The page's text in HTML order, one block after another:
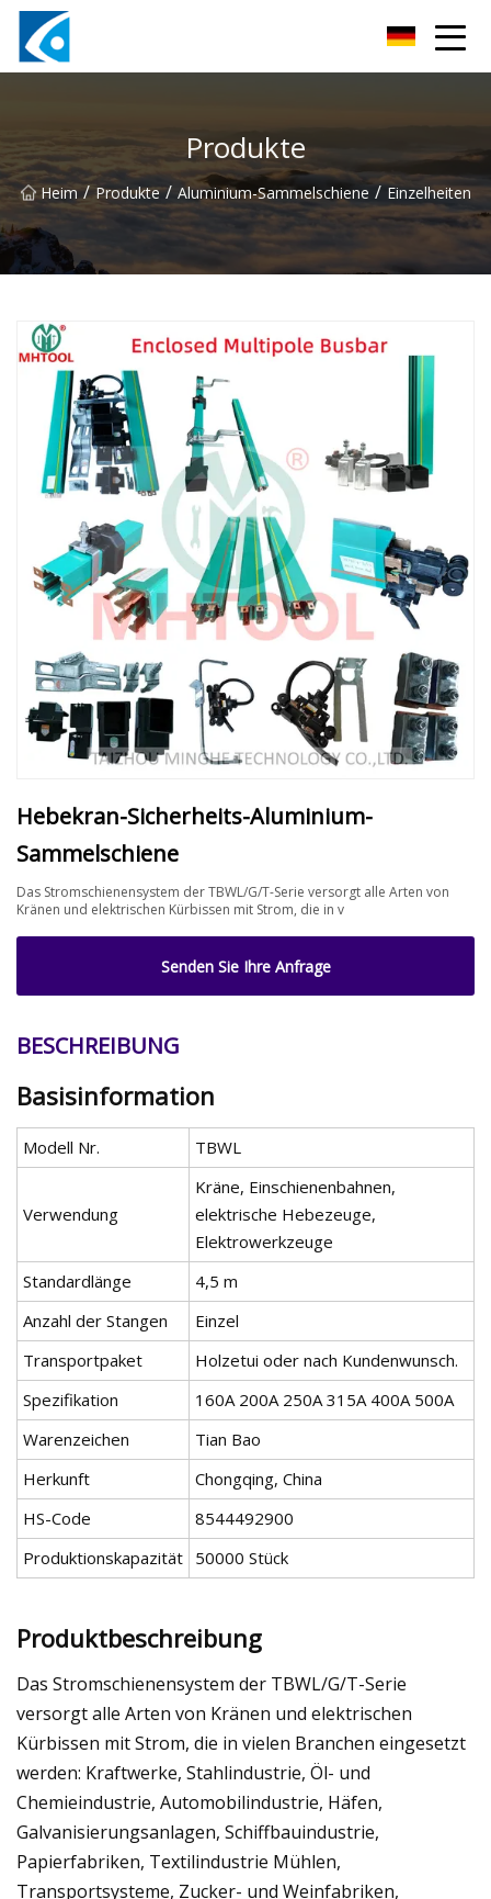
Produkte
Heim / Produkte / Aluminium-Sammelschiene / Einzelheiten
Hebekran-Sicherheits-Aluminium-
Sammelschiene
Das Stromschienensystem der TBWL/G/T-Serie versorgt alle Arten von
Kränen und elektrischen Kürbissen mit Strom, die in v
Senden Sie Ihre Anfrage
BESCHREIBUNG
Basisinformation
Modell Nr. TBWL
Verwendung
Kräne, Einschienenbahnen,
elektrische Hebezeuge,
Elektrowerkzeuge
Standardlänge
4,5 m
Anzahl der Stangen
Einzel
Transportpaket
Holzetui oder nach Kundenwunsch.
Spezifikation
160A 200A 250A 315A 400A 500A
Warenzeichen
Tian Bao
Herkunft
Chongqing, China
HS-Code
8544492900
Produktionskapazität 50000 Stück
Produktbeschreibung
Das Stromschienensystem der TBWL/G/T-Serie
versorgt alle Arten von Kränen und elektrischen
Kürbissen mit Strom, die in vielen Branchen eingesetzt
werden: Kraftwerke, Stahlindustrie, Öl- und
Chemieindustrie, Automobilindustrie, Häfen,
Galvanisierungsanlagen, Schiffbauindustrie,
Papierfabriken, Textilindustrie Mühlen,
Transportsysteme, Zucker- und Weinfabriken,